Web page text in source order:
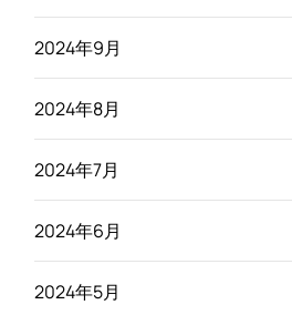
2024年9月
2024年8月
2024年7月
2024年6月
2024年5月